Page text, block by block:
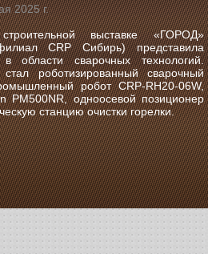
2025 г.
выставке «ГОРОД»
CRP Сибирь) представила
области сварочных технологий.
роботизированный сварочный
робот CRP-RH20-06W,
PM500NR, одноосевой позиционер
станцию очистки горелки.